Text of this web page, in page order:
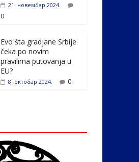
21. новембар 2024.
0
Evo šta gradjane Srbije
čeka po novim
pravilima putovanja u
EU?
8. октобар 2024. 0